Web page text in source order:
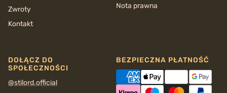
Zwroty
Kontakt
Nota prawna
DOŁĄCZ DO
SPOŁECZNOŚCI
@stilord.official
BEZPIECZNA PŁATNOŚĆ